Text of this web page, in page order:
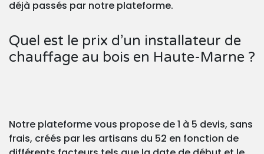
déjà passés par notre plateforme.
Quel est le prix d’un installateur de
chauffage au bois en Haute-Marne ?
Notre plateforme vous propose de 1 à 5 devis, sans
frais, créés par les artisans du 52 en fonction de